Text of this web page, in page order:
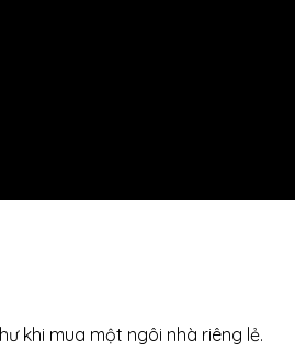
khi mua một ngôi nhà riêng lẻ.